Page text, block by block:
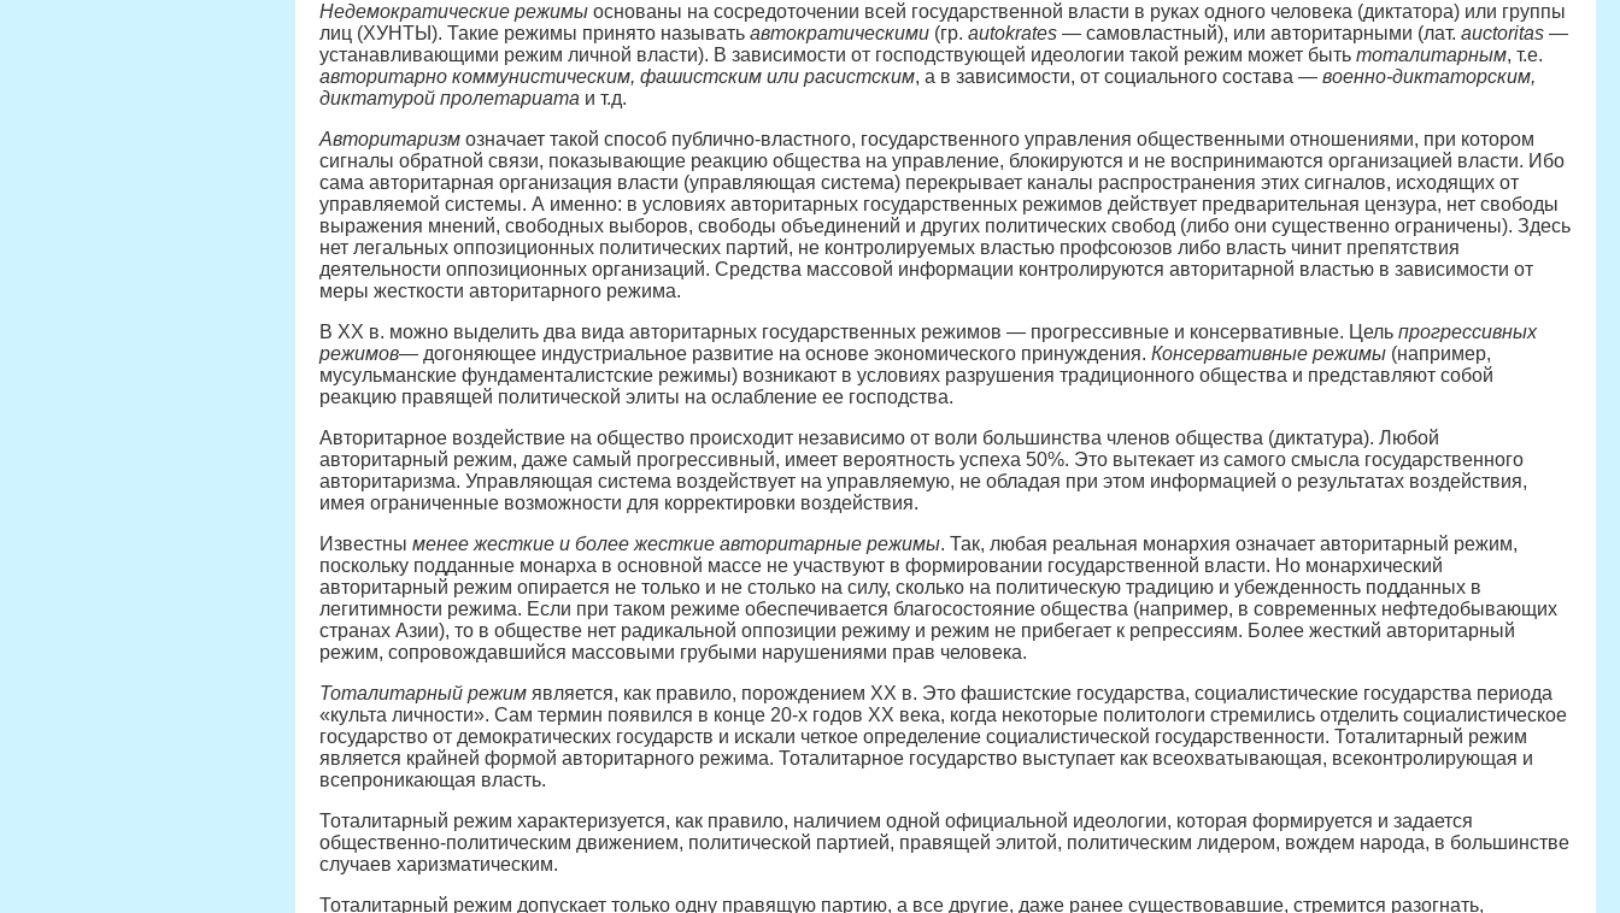
Недемократические режимы основаны на сосредоточении всей государственной власти в руках одного человека (диктатора) или группы
лиц (ХУНТЫ). Такие режимы принято называть автократическими (гр. autokrates — самовластный), или авторитарными (лат. auctoritas —
устанавливающими режим личной власти). В зависимости от господствующей идеологии такой режим может быть тоталитарным, т.е.
авторитарно коммунистическим, фашистским или расистским, а в зависимости, от социального состава — военно-диктаторским,
диктатурой пролетариата и т.д.
Авторитаризм означает такой способ публично-властного, государственного управления общественными отношениями, при котором
сигналы обратной связи, показывающие реакцию общества на управление, блокируются и не воспринимаются организацией власти. Ибо
сама авторитарная организация власти (управляющая система) перекрывает каналы распространения этих сигналов, исходящих от
управляемой системы. А именно: в условиях авторитарных государственных режимов действует предварительная цензура, нет свободы
выражения мнений, свободных выборов, свободы объединений и других политических свобод (либо они существенно ограничены). Здесь
нет легальных оппозиционных политических партий, не контролируемых властью профсоюзов либо власть чинит препятствия
деятельности оппозиционных организаций. Средства массовой информации контролируются авторитарной властью в зависимости от
меры жесткости авторитарного режима.
В XX в. можно выделить два вида авторитарных государственных режимов — прогрессивные и консервативные. Цель прогрессивных
режимов— догоняющее индустриальное развитие на основе экономического принуждения. Консервативные режимы (например,
мусульманские фундаменталистские режимы) возникают в условиях разрушения традиционного общества и представляют собой
реакцию правящей политической элиты на ослабление ее господства.
Авторитарное воздействие на общество происходит независимо от воли большинства членов общества (диктатура). Любой
авторитарный режим, даже самый прогрессивный, имеет вероятность успеха 50%. Это вытекает из самого смысла государственного
авторитаризма. Управляющая система воздействует на управляемую, не обладая при этом информацией о результатах воздействия,
имея ограниченные возможности для корректировки воздействия.
Известны менее жесткие и более жесткие авторитарные режимы. Так, любая реальная монархия означает авторитарный режим,
поскольку подданные монарха в основной массе не участвуют в формировании государственной власти. Но монархический
авторитарный режим опирается не только и не столько на силу, сколько на политическую традицию и убежденность подданных в
легитимности режима. Если при таком режиме обеспечивается благосостояние общества (например, в современных нефтедобывающих
странах Азии), то в обществе нет радикальной оппозиции режиму и режим не прибегает к репрессиям. Более жесткий авторитарный
режим, сопровождавшийся массовыми грубыми нарушениями прав человека.
Тоталитарный режим является, как правило, порождением XX в. Это фашистские государства, социалистические государства периода
«культа личности». Сам термин появился в конце 20-х годов XX века, когда некоторые политологи стремились отделить социалистическое
государство от демократических государств и искали четкое определение социалистической государственности. Тоталитарный режим
является крайней формой авторитарного режима. Тоталитарное государство выступает как всеохватывающая, всеконтролирующая и
всепроникающая власть.
Тоталитарный режим характеризуется, как правило, наличием одной официальной идеологии, которая формируется и задается
общественно-политическим движением, политической партией, правящей элитой, политическим лидером, вождем народа, в большинстве
случаев харизматическим.
Тоталитарный режим допускает только одну правящую партию, а все другие, даже ранее существовавшие, стремится разогнать,